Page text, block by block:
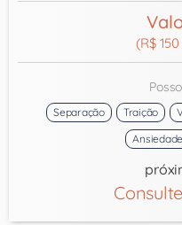
(R$
Separação Traição
Ansiedade